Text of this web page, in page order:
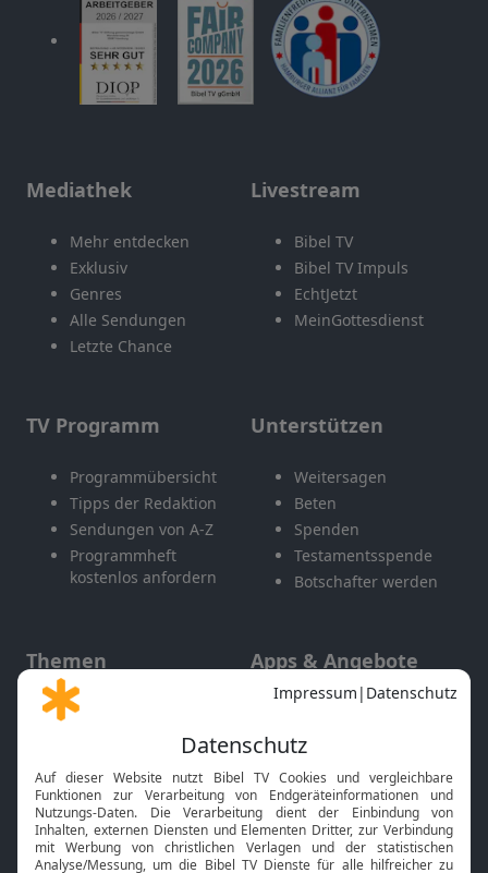
Mediathek
Mehr entdecken
Exklusiv
Genres
Alle Sendungen
Letzte Chance
Livestream
Bibel TV
Bibel TV Impuls
EchtJetzt
MeinGottesdienst
TV Programm
Programmübersicht
Tipps der Redaktion
Sendungen von A-Z
Programmheft
kostenlos anfordern
Unterstützen
Weitersagen
Beten
Spenden
Testamentsspende
Botschafter werden
Themen
Gott und Bibel erklärt
Neuigkeiten
Apps & Angebote
Mobile App
Smart TV
HbbTV
Bibelthek Online-Bibel
Nächster Gottesdienst